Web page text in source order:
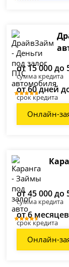
от 15 000 до
сумма кредита
от 60 дней
срок кредита
Онлайн-
от 45 000 до
сумма кредита
от 6
срок кредита
Онлайн-